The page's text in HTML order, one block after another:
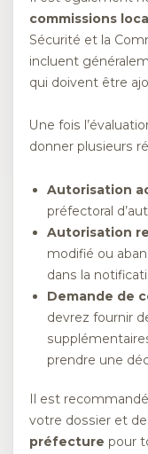
commissions
Sécurité et la
incluent
qui doivent être
Une fois
donner plusieurs
Autorisation
préfectoral
Autorisation
modifié ou
dans la
Demande de
devrez fournir
prendre une
Il est
votre dossier et
préfecture pour